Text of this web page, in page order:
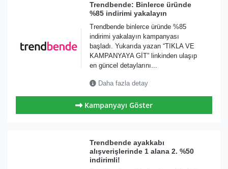
Trendbende: Binlerce üründe
%85 indirimi yakalayın
Trendbende binlerce üründe %85
indirimi yakalayın kampanyası
başladı. Yukarıda yazan “TIKLA VE
KAMPANYAYA GİT” linkinden ulaşıp
en güncel detaylarını...
Daha fazla detay
Kampanyayı Göster
Trendbende ayakkabı
alışverişlerinde 1 alana 2. %50
indirimli!